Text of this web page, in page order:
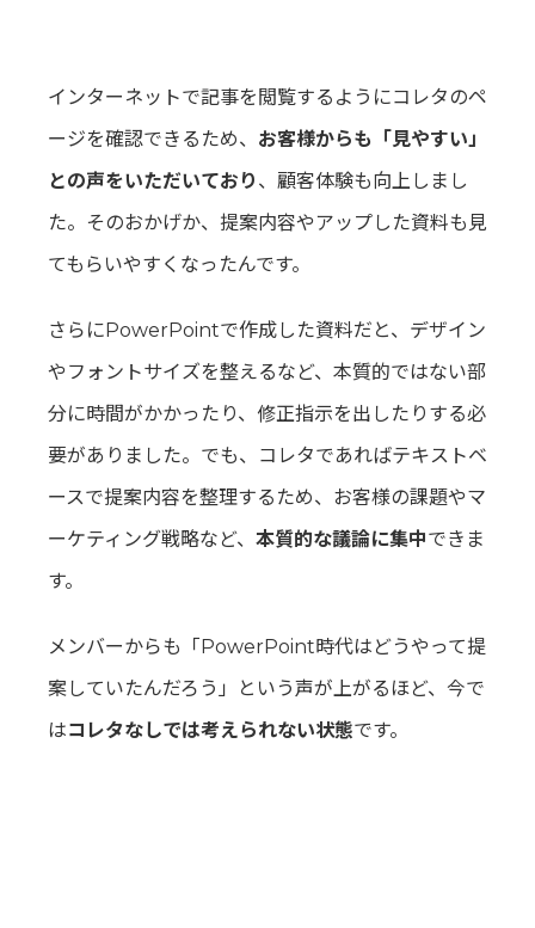
インターネットで記事を閲覧するようにコレタのペ
ージを確認できるため、 お客様からも「見やすい」
との声をいただいており 、顧客体験も向上しまし
た。そのおかげか、提案内容やアップした資料も見
てもらいやすくなったんです。
さらにPowerPointで作成した資料だと、デザイン
やフォントサイズを整えるなど、本質的ではない部
分に時間がかかったり、修正指示を出したりする必
要がありました。でも、コレタであればテキストベ
ースで提案内容を整理するため、お客様の課題やマ
ーケティング戦略など、 本質的な議論に集中できま
す。
メンバーからも「PowerPoint時代はどうやって提
案していたんだろう」という声が上がるほど、今で
はコレタなしでは考えられない状態です。